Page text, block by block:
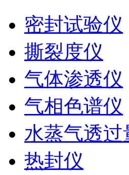
密封试验仪
撕裂度仪
气体渗透仪
气相色谱仪
水蒸气透过
热封仪